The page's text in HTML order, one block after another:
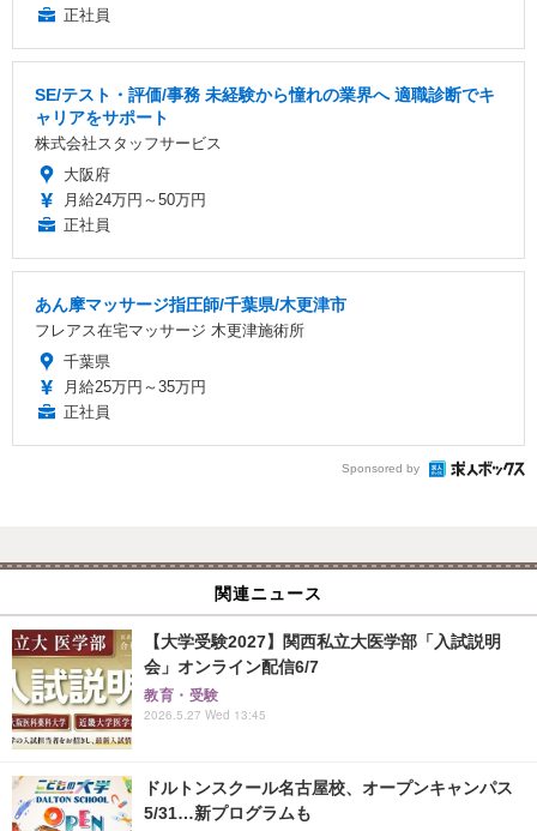
正社員
SE/テスト・評価/事務 未経験から憧れの業界へ 適職診断でキ
ャリアをサポート
株式会社スタッフサービス
大阪府
月給24万円～50万円
正社員
あん摩マッサージ指圧師/千葉県/木更津市
フレアス在宅マッサージ 木更津施術所
千葉県
月給25万円～35万円
正社員
Sponsored by
関連ニュース
【大学受験2027】関西私立大医学部「入試説明
会」オンライン配信6/7
教育・受験
2026.5.27 Wed 13:45
ドルトンスクール名古屋校、オープンキャンパス
5/31…新プログラムも